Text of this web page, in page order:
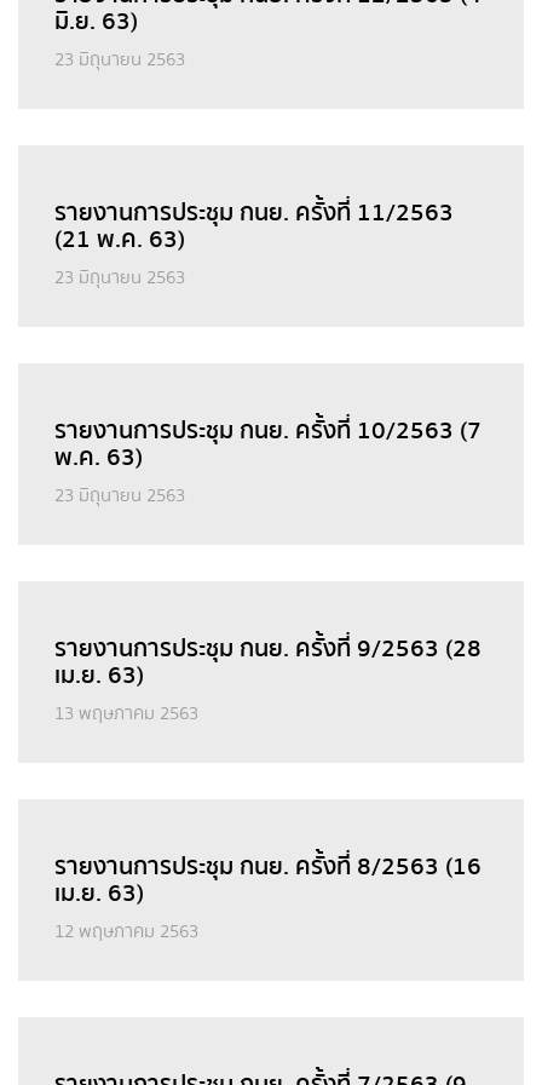
มิ.ย. 63)
23 มิถุนายน 2563
รายงานการประชุม กนย. ครั้งที่ 11/2563
(21 พ.ค. 63)
23 มิถุนายน 2563
รายงานการประชุม กนย. ครั้งที่ 10/2563 (7
พ.ค. 63)
23 มิถุนายน 2563
รายงานการประชุม กนย. ครั้งที่ 9/2563 (28
เม.ย. 63)
13 พฤษภาคม 2563
รายงานการประชุม กนย. ครั้งที่ 8/2563 (16
เม.ย. 63)
12 พฤษภาคม 2563